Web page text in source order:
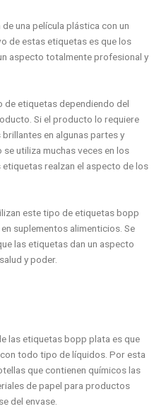
una película plástica con un
de estas etiquetas es que los
aspecto totalmente profesional y
de etiquetas dependiendo del
Si el producto lo requiere
en algunas partes y
utiliza muchas veces en los
etiquetas realzan el aspecto de los
este tipo de etiquetas bopp
suplementos alimenticios. Se
las etiquetas dan un aspecto
y poder.
las etiquetas bopp plata es que
todo tipo de líquidos. Por esta
que contienen químicos las
de papel para productos
del envase.